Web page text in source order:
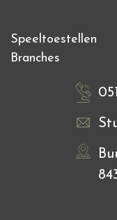
Speeltoestellen
Branches